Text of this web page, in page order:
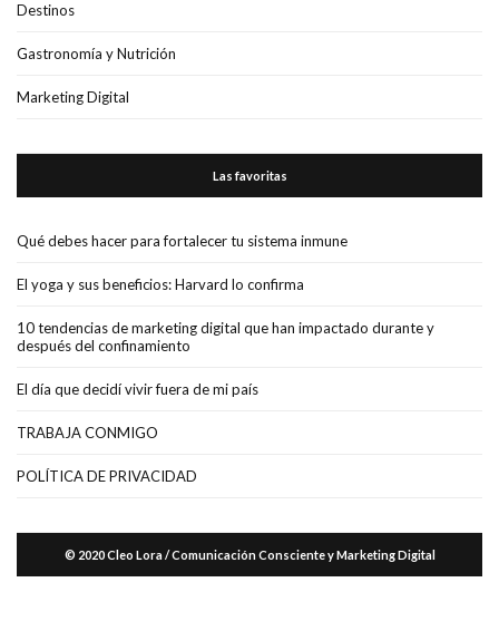
Destinos
Gastronomía y Nutrición
Marketing Digital
Las favoritas
Qué debes hacer para fortalecer tu sistema inmune
El yoga y sus beneficios: Harvard lo confirma
10 tendencias de marketing digital que han impactado durante y
después del confinamiento
El día que decidí vivir fuera de mi país
TRABAJA CONMIGO
POLÍTICA DE PRIVACIDAD
© 2020 Cleo Lora / Comunicación Consciente y Marketing Digital